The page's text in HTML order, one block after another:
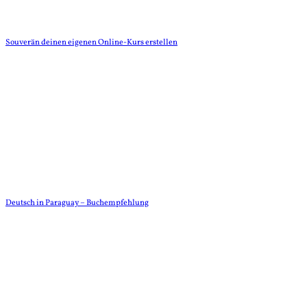
Souverän deinen eigenen Online-Kurs erstellen
Deutsch in Paraguay – Buchempfehlung